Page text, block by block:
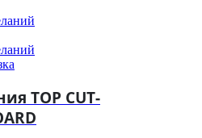
TOP CUT-